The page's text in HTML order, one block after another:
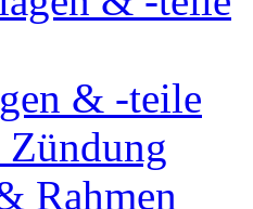
& -teile
Rahmen